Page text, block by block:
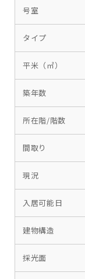
号室
タイプ
平米（㎡）
築年数
所在階/階数
間取り
現況
入居可能日
建物構造
採光面